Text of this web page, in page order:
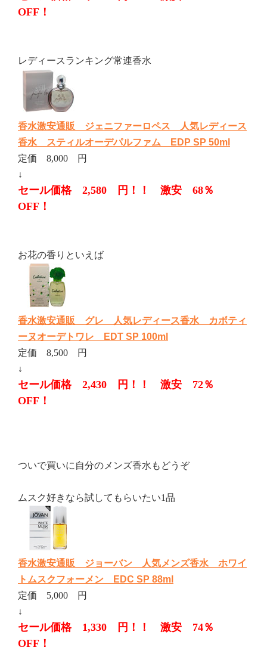
OFF！
レディースランキング常連香水
香水激安通販 ジェニファーロペス 人気レディース
香水 スティルオーデパルファム EDP SP 50ml
定価 8,000 円
↓
セール価格 2,580 円！！ 激安 68％
OFF！
お花の香りといえば
香水激安通販 グレ 人気レディース香水 カボティ
ーヌオーデトワレ EDT SP 100ml
定価 8,500 円
↓
セール価格 2,430 円！！ 激安 72％
OFF！
ついで買いに自分のメンズ香水もどうぞ
ムスク好きなら試してもらいたい1品
香水激安通販 ジョーバン 人気メンズ香水 ホワイ
トムスクフォーメン EDC SP 88ml
定価 5,000 円
↓
セール価格 1,330 円！！ 激安 74％
OFF！